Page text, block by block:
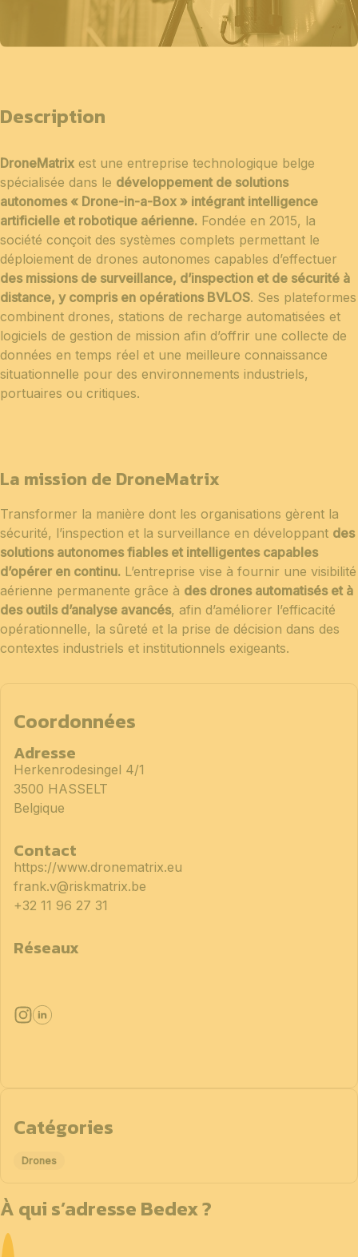
Description
DroneMatrix est une entreprise technologique belge
spécialisée dans le développement de solutions
autonomes « Drone-in-a-Box » intégrant intelligence
artificielle et robotique aérienne. Fondée en 2015, la
société conçoit des systèmes complets permettant le
déploiement de drones autonomes capables d’effectuer
des missions de surveillance, d’inspection et de sécurité à
distance, y compris en opérations BVLOS. Ses plateformes
combinent drones, stations de recharge automatisées et
logiciels de gestion de mission afin d’offrir une collecte de
données en temps réel et une meilleure connaissance
situationnelle pour des environnements industriels,
portuaires ou critiques.
La mission de DroneMatrix
Transformer la manière dont les organisations gèrent la
sécurité, l’inspection et la surveillance en développant des
solutions autonomes fiables et intelligentes capables
d’opérer en continu. L’entreprise vise à fournir une visibilité
aérienne permanente grâce à des drones automatisés et à
des outils d’analyse avancés, afin d’améliorer l’efficacité
opérationnelle, la sûreté et la prise de décision dans des
contextes industriels et institutionnels exigeants.
Coordonnées
Adresse
Herkenrodesingel 4/1
3500 HASSELT
Belgique
Contact
https://www.dronematrix.eu
frank.v@riskmatrix.be
+32 11 96 27 31
Réseaux
Catégories
Drones
À qui s’adresse Bedex ?